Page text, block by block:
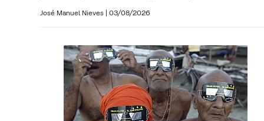
José Manuel Nieves | 03/08/2026